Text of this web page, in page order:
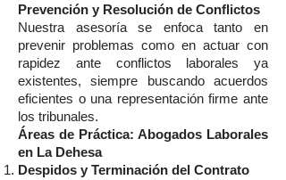
Prevención y Resolución de Conflictos
Nuestra asesoría se enfoca tanto en
prevenir problemas como en actuar con
rapidez ante conflictos laborales ya
existentes, siempre buscando acuerdos
eficientes o una representación firme ante
los tribunales.
Áreas de Práctica: Abogados Laborales
en La Dehesa
Despidos y Terminación del Contrato